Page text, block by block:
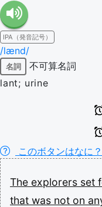
IPA（発音記号）
/lænd/
名詞
不可算名詞
lant; urine
このボタンはなに？
The explorers set
that was not on